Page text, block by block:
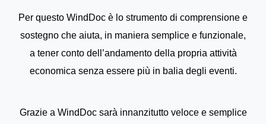
Per questo WindDoc è lo strumento di comprensione e
sostegno che aiuta, in maniera semplice e funzionale,
a tener conto dell’andamento della propria attività
economica senza essere più in balia degli eventi.
Grazie a WindDoc sarà innanzitutto veloce e semplice